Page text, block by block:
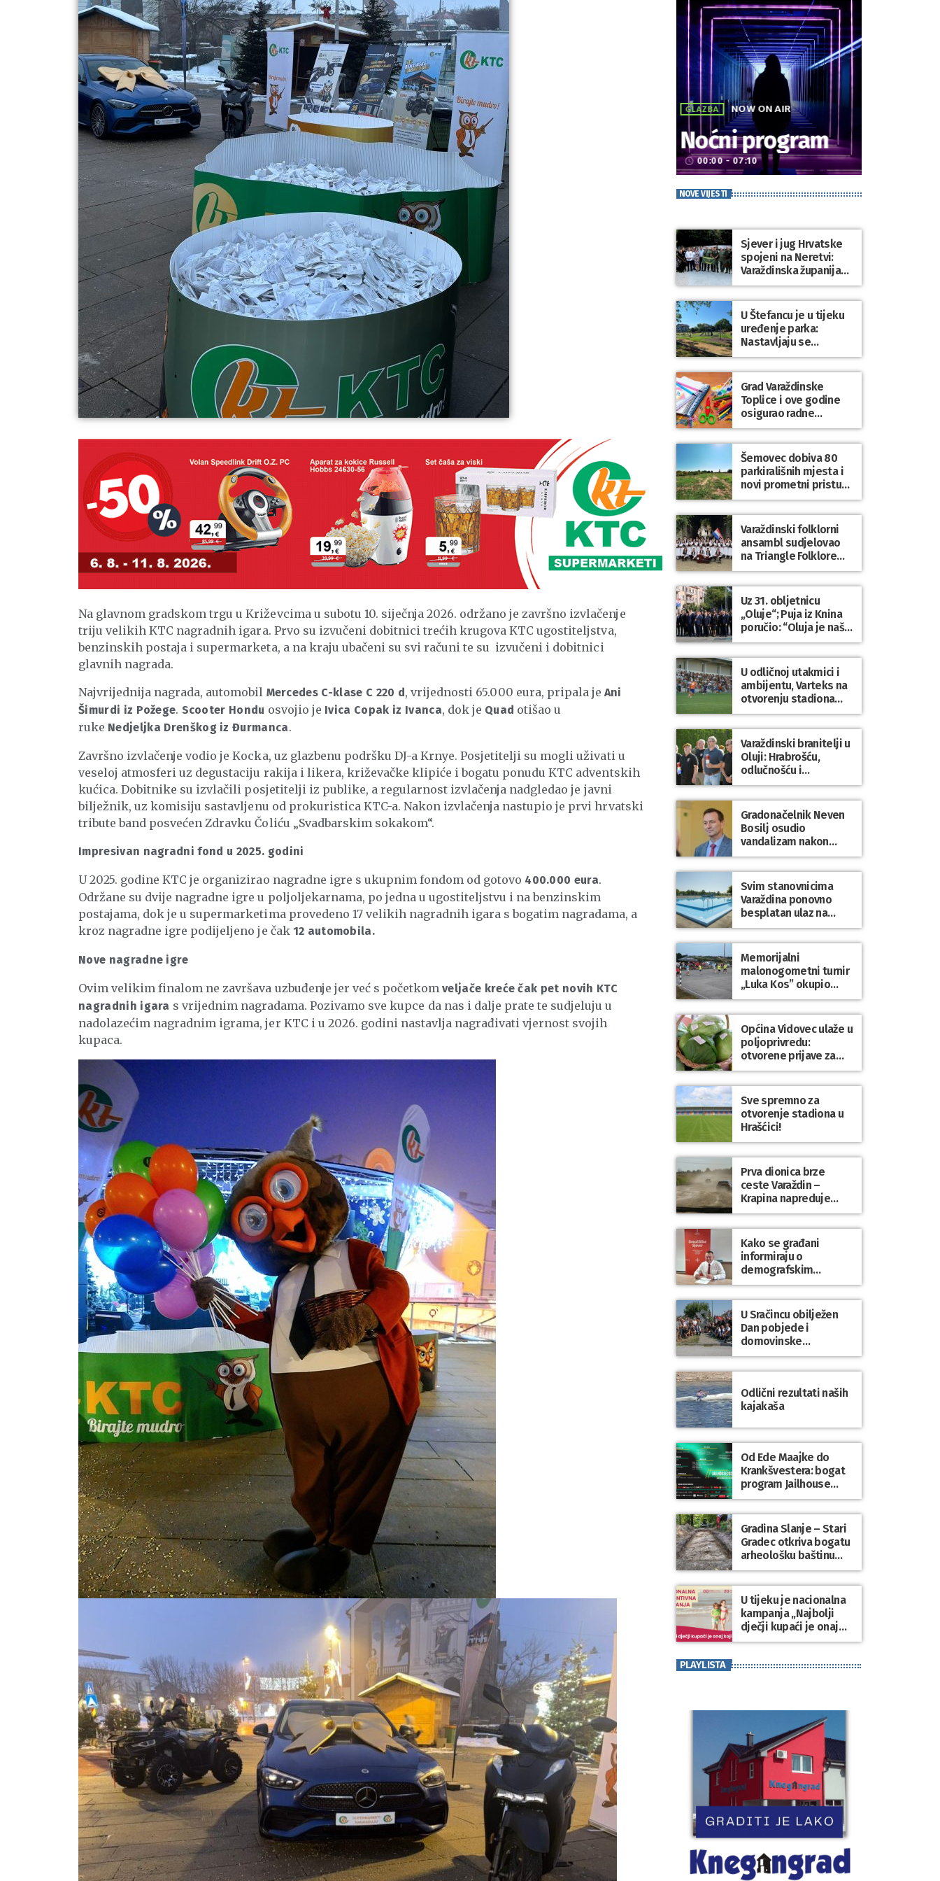
Na glavnom gradskom trgu u Križevcima u subotu 10. siječnja 2026. održano je završno izvlačenje
triju velikih KTC nagradnih igara. Prvo su izvučeni dobitnici trećih krugova KTC ugostiteljstva,
benzinskih postaja i supermarketa, a na kraju ubačeni su svi računi te su izvučeni i dobitnici
glavnih nagrada.
Najvrijednija nagrada, automobil Mercedes C-klase C 220 d , vrijednosti 65.000 eura, pripala je Ani
Šimurdi iz Požege. Scooter Hondu osvojio je Ivica Copak iz Ivanca, dok je Quad otišao u
ruke Nedjeljka Drenškog iz Đurmanca.
Završno izvlačenje vodio je Kocka, uz glazbenu podršku DJ-a Krnye. Posjetitelji su mogli uživati u
veseloj atmosferi uz degustaciju rakija i likera, križevačke klipiće i bogatu ponudu KTC adventskih
kućica. Dobitnike su izvlačili posjetitelji iz publike, a regularnost izvlačenja nadgledao je javni
bilježnik, uz komisiju sastavljenu od prokuristica KTC-a. Nakon izvlačenja nastupio je prvi hrvatski
tribute band posvećen Zdravku Čoliću „Svadbarskim sokakom“.
Impresivan nagradni fond u 2025. godini
U 2025. godine KTC je organizirao nagradne igre s ukupnim fondom od gotovo 400.000 eura.
Održane su dvije nagradne igre u poljoljekarnama, po jedna u ugostiteljstvu i na benzinskim
postajama, dok je u supermarketima provedeno 17 velikih nagradnih igara s bogatim nagradama, a
kroz nagradne igre podijeljeno je čak 12 automobila.
Nove nagradne igre
Ovim velikim finalom ne završava uzbuđenje jer već s početkom veljače kreće čak pet novih KTC
nagradnih igara s vrijednim nagradama. Pozivamo sve kupce da nas i dalje prate te sudjeluju u
nadolazećim nagradnim igrama, jer KTC i u 2026. godini nastavlja nagrađivati vjernost svojih
kupaca.
GLAZBA NOW ON AIR
Noćni program
access_time 00:00 - 07:10
NOVE VIJESTI
Sjever i jug Hrvatske
spojeni na Neretvi:
Varaždinska županija
predstavila svoju
tradiciju uoči Maratona
lađa
U Štefancu je u tijeku
uređenje parka:
Nastavljaju se
ulaganja u javne
prostore diljem
općine Trnovec
Bartolovečki
Grad Varaždinske
Toplice i ove godine
osigurao radne
bilježnice i dodatni
obrazovni materijal za
sve osnovnoškolce
Šemovec dobiva 80
parkirališnih mjesta i
novi prometni pristup
groblju
Varaždinski folklorni
ansambl sudjelovao
na Triangle Folklore
Festivalu u Danskoj
Uz 31. obljetnicu
„Oluje“; Puja iz Knina
poručio: “Oluja je naša
najveća pobjeda,
simbol slobode i
zajedništva!”
U odličnoj utakmici i
ambijentu, Varteks na
otvorenju stadiona
odigrao 1:1 s
Mariborom
Varaždinski branitelji u
Oluji: Hrabrošću,
odlučnošću i
zajedništvom do
slobodne Hrvatske!
Gradonačelnik Neven
Bosilj osudio
vandalizam nakon
utakmice NK Varaždin
– HNK Hajduk Split
Svim stanovnicima
Varaždina ponovno
besplatan ulaz na
Gradske bazene i
Gradsko kupalište na
Dravi
Memorijalni
malonogometni turnir
„Luka Kos” okupio
brojne ekipe i
posjetitelje u Sudovcu
Općina Vidovec ulaže u
poljoprivredu:
otvorene prijave za
općinske potpore
Sve spremno za
otvorenje stadiona u
Hrašćici!
Prva dionica brze
ceste Varaždin –
Krapina napreduje
prema planu
Kako se građani
informiraju o
demografskim
mjerama? Sudjelujte u
istraživanju!
U Sračincu obilježen
Dan pobjede i
domovinske
zahvalnosti te Dan
hrvatskih branitelja
Odlični rezultati naših
kajakaša
Od Ede Maajke do
Krankšvestera: bogat
program Jailhouse
Festivala 2026. u
Lepoglavi
Gradina Slanje – Stari
Gradec otkriva bogatu
arheološku baštinu
Varaždinske županije
U tijeku je nacionalna
kampanja „Najbolji
dječji kupaći je onaj
koji se nosi“
PLAYLISTA